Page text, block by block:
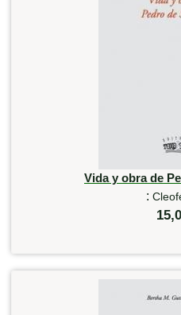
Vida y obra de
: